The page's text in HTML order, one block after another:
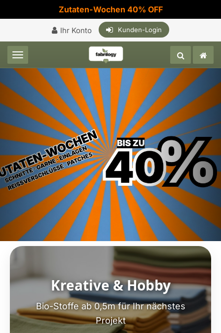
Zutaten-Wochen 40% OFF
Ihr Konto Kunden-Login
Toggle navigation
Kreative & Hobby
Bio-Stoffe ab 0,5m für Ihr nächstes
Projekt